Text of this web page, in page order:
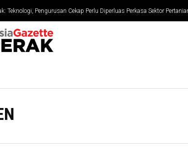
Teknologi, Pengurusan Cekap Perlu Diperluas Perkasa Sektor Pertanian
ikan lumba-lumba Irrawaddy terdampar di Ban Pecah